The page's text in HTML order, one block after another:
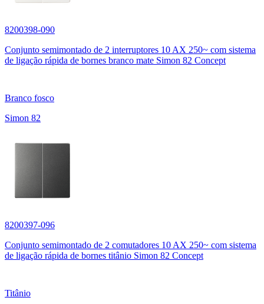
8200398-090
Conjunto semimontado de 2 interruptores 10 AX 250~ com sistema
de ligação rápida de bornes branco mate Simon 82 Concept
Branco fosco
Simon 82
8200397-096
Conjunto semimontado de 2 comutadores 10 AX 250~ com sistema
de ligação rápida de bornes titânio Simon 82 Concept
Titânio